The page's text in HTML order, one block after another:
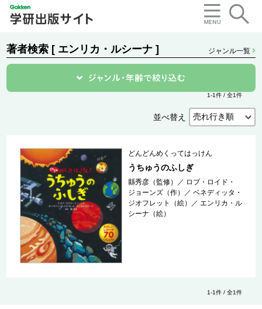
著者検索 [ エンリカ・ルシーナ ] ジャンル一覧
1-1件 / 全1件
並べ替え
どんどんめくってはっけん
うちゅうのふしぎ
縣秀彦（監修） ／ ロブ・ロイド・
ジョーンズ（作）
／ベネディッタ・
ジオフレット（絵）
／エンリカ・ル
シーナ（絵）
1-1件 / 全1件